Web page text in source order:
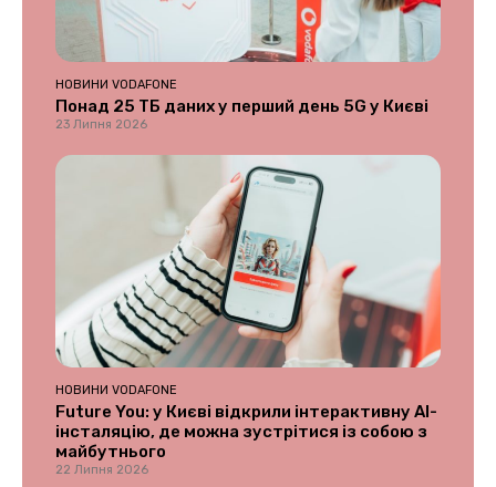
НОВИНИ VODAFONE
Понад 25 ТБ даних у перший день 5G у Києві
23 Липня 2026
НОВИНИ VODAFONE
Future You: у Києві відкрили інтерактивну AI-
інсталяцію, де можна зустрітися із собою з
майбутнього
22 Липня 2026